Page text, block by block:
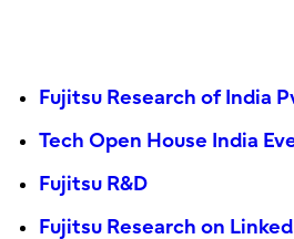
Fujitsu Research of India
Tech Open House India
Fujitsu R&D
Fujitsu Research on